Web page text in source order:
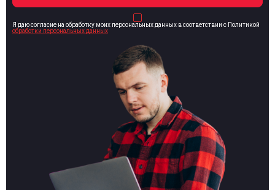
Я даю согласие на обработку моих персональных данных в соответствии с Политикой
обработки персональных данных